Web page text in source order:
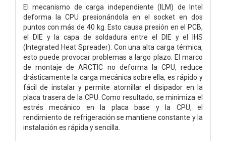
El mecanismo de carga independiente (ILM) de Intel
deforma la CPU presionándola en el socket en dos
puntos con más de 40 kg. Esto causa presión en el PCB,
el DIE y la capa de soldadura entre el DIE y el IHS
(Integrated Heat Spreader). Con una alta carga térmica,
esto puede provocar problemas a largo plazo. El marco
de montaje de ARCTIC no deforma la CPU, reduce
drásticamente la carga mecánica sobre ella, es rápido y
fácil de instalar y permite atornillar el disipador en la
placa trasera de la CPU. Como resultado, se minimiza el
estrés mecánico en la placa base y la CPU, el
rendimiento de refrigeración se mantiene constante y la
instalación es rápida y sencilla.